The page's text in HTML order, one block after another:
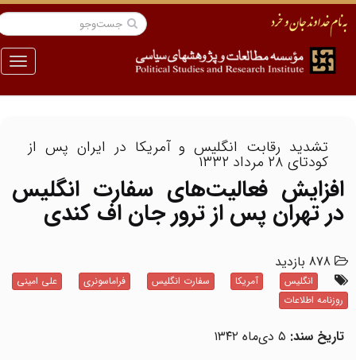
منو
تشدید رقابت انگلیس و آمریکا در ایران پس از
کودتای ۲۸ مرداد ۱۳۳۲
افزایش فعالیت‌های سفارت انگلیس
در تهران پس از ترور جان اف کندی
878 بازدید
انگلیس آمریکا سفارت انگلیس فراماسونری
علی امینی
روزنامه اطلاعات
تاریخ سند:۵ دی‌ماه ۱۳۴۲